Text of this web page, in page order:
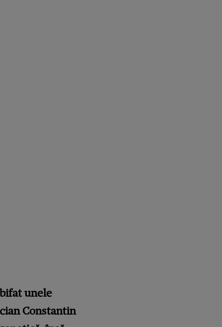
unele
Constantin